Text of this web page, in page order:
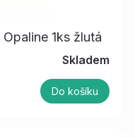
1ks žlutá
Skladem
Do košíku